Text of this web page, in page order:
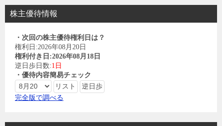
株主優待情報
・次回の株主優待権利日は？
権利日:2026年08月20日
権利付き日:2026年08月18日
逆日歩日数:1日
・優待内容簡易チェック
完全版で調べる